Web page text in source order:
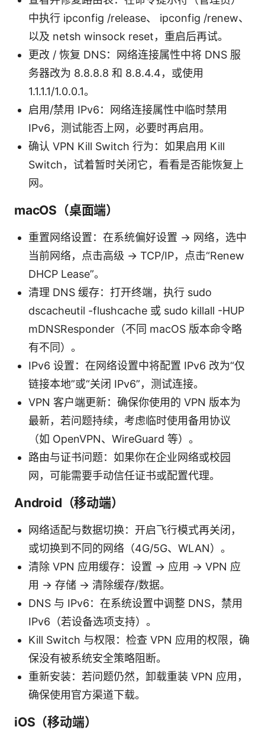
中执行 ipconfig /release、 ipconfig /renew、
以及 netsh winsock reset，重启后再试。
更改 / 恢复 DNS：网络连接属性中将 DNS 服
务器改为 8.8.8.8 和 8.8.4.4，或使用
1.1.1.1/1.0.0.1。
启用/禁用 IPv6：网络连接属性中临时禁用
IPv6，测试能否上网，必要时再启用。
确认 VPN Kill Switch 行为：如果启用 Kill
Switch，试着暂时关闭它，看看是否能恢复上
网。
macOS（桌面端）
重置网络设置：在系统偏好设置 → 网络，选中
当前网络，点击高级 → TCP/IP，点击“Renew
DHCP Lease”。
清理 DNS 缓存：打开终端，执行 sudo
dscacheutil -flushcache 或 sudo killall -HUP
mDNSResponder（不同 macOS 版本命令略
有不同）。
IPv6 设置：在网络设置中将配置 IPv6 改为“仅
链接本地”或“关闭 IPv6”，测试连接。
VPN 客户端更新：确保你使用的 VPN 版本为
最新，若问题持续，考虑临时使用备用协议
（如 OpenVPN、WireGuard 等）。
路由与证书问题：如果你在企业网络或校园
网，可能需要手动信任证书或配置代理。
Android（移动端）
网络适配与数据切换：开启飞行模式再关闭，
或切换到不同的网络（4G/5G、WLAN）。
清除 VPN 应用缓存：设置 → 应用 → VPN 应
用 → 存储 → 清除缓存/数据。
DNS 与 IPv6：在系统设置中调整 DNS，禁用
IPv6（若设备选项支持）。
Kill Switch 与权限：检查 VPN 应用的权限，确
保没有被系统安全策略阻断。
重新安装：若问题仍然，卸载重装 VPN 应用，
确保使用官方渠道下载。
iOS（移动端）